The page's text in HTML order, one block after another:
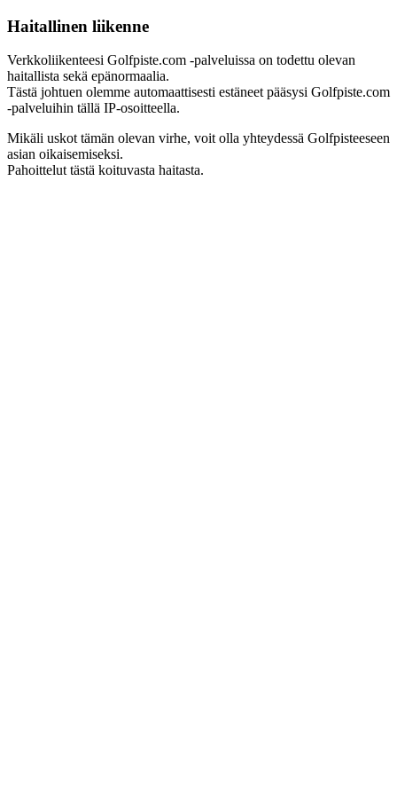
Haitallinen liikenne
Verkkoliikenteesi Golfpiste.com -palveluissa on todettu olevan
haitallista sekä epänormaalia.
Tästä johtuen olemme automaattisesti estäneet pääsysi Golfpiste.com
-palveluihin tällä IP-osoitteella.
Mikäli uskot tämän olevan virhe, voit olla yhteydessä Golfpisteeseen
asian oikaisemiseksi.
Pahoittelut tästä koituvasta haitasta.